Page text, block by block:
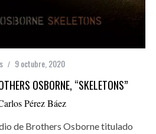
9 octubre, 2020
OSBORNE, “SKELETONS”
Pérez Báez
de Brothers Osborne titulado